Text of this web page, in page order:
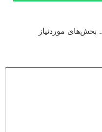
بخش‌های موردنیاز